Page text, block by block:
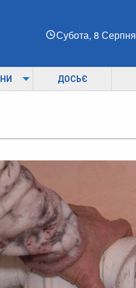
Субота, 8 Серпня
ДОСЬЄ